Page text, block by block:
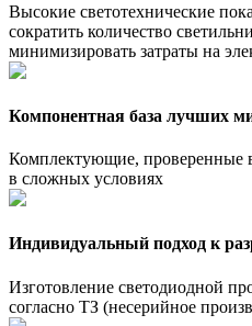
Высокие светотехнические
сократить количество
минимизировать затраты на
Компонентная база лучших
Комплектующие, проверенные
в сложных условиях
Индивидуальный подход к
Изготовление светодиодной
согласно ТЗ (несерийное